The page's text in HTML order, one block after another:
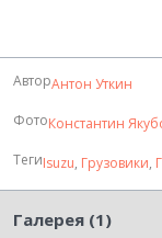
АвторАнтон Уткин
ФотоКонстантин
ТегиIsuzu, Грузовики,
Галерея (1)